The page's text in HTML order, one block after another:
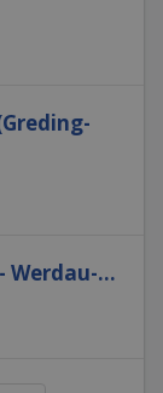
Werdau-...